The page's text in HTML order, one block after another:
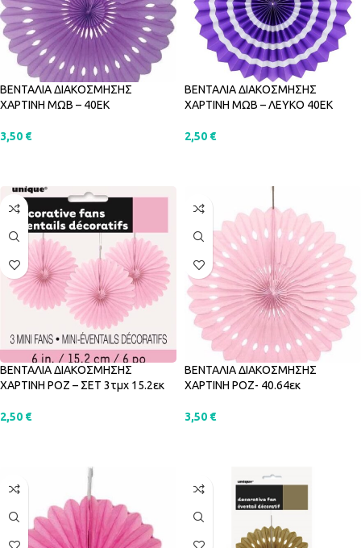
ΒΕΝΤΑΛΙΑ ΔΙΑΚΟΣΜΗΣΗΣ
ΧΑΡΤΙΝΗ ΜΩΒ – 40ΕΚ
3,50 €
ΒΕΝΤΑΛΙΑ ΔΙΑΚΟΣΜΗΣΗΣ
ΧΑΡΤΙΝΗ ΜΩΒ – ΛΕΥΚΟ 40ΕΚ
2,50 €
ΒΕΝΤΑΛΙΑ ΔΙΑΚΟΣΜΗΣΗΣ
ΧΑΡΤΙΝΗ ΡΟΖ – ΣΕΤ 3τμχ 15.2εκ
2,50 €
ΒΕΝΤΑΛΙΑ ΔΙΑΚΟΣΜΗΣΗΣ
ΧΑΡΤΙΝΗ ΡΟΖ- 40.64εκ
3,50 €